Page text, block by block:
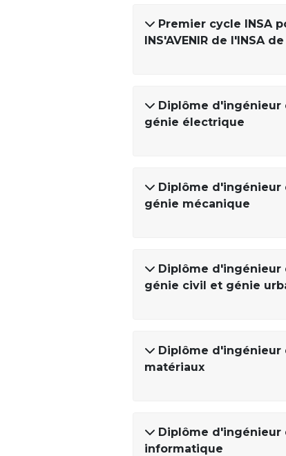
Premier cycle INSA
INS'AVENIR de l'INSA
Diplôme d'ingénieur
génie électrique
Diplôme d'ingénieur
génie mécanique
Diplôme d'ingénieur
génie civil et génie
Diplôme d'ingénieur
matériaux
Diplôme d'ingénieur
informatique